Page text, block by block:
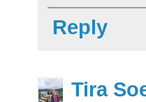
Reply
Tira